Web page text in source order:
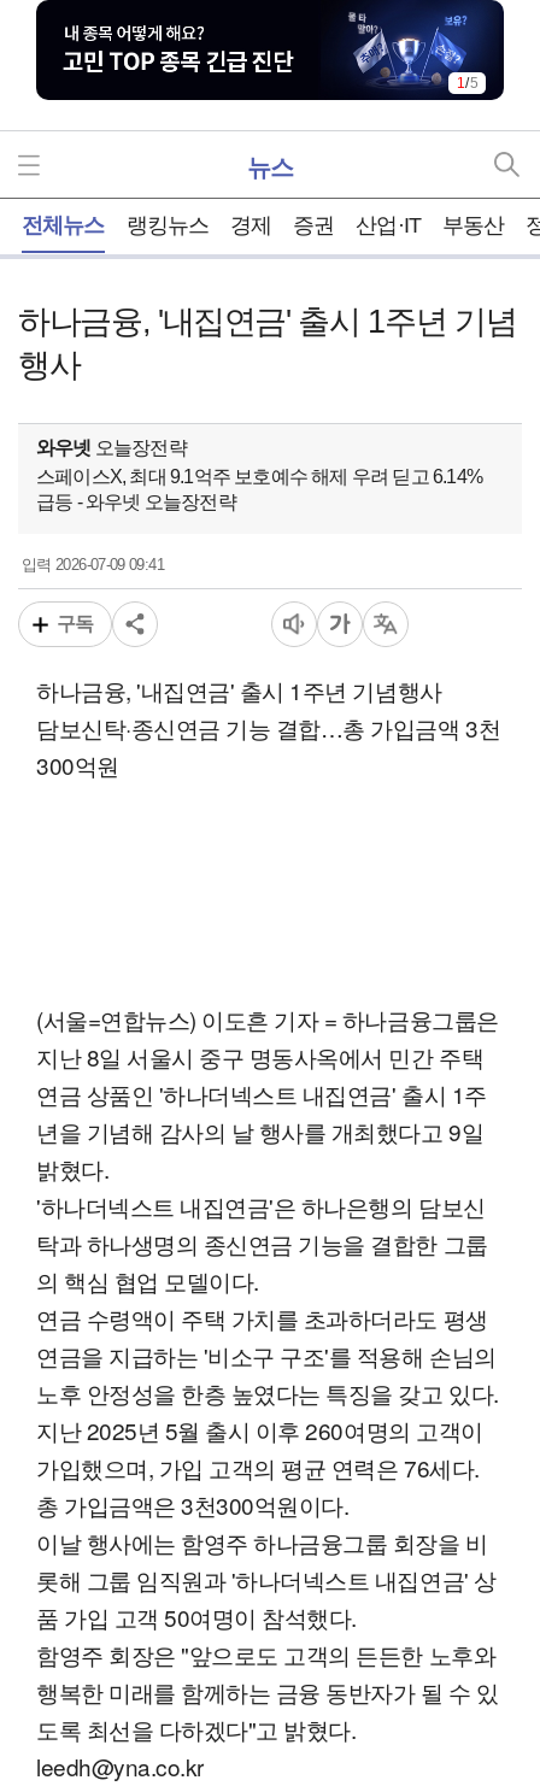
1/5
뉴스
전체뉴스 랭킹뉴스 경제 증권 산업·IT 부동산
하나금융, '내집연금' 출시 1주년 기념
행사
와우넷 오늘장전략
스페이스X, 최대 9.1억주 보호예수 해제 우려 딛고 6.14%
급등 - 와우넷 오늘장전략
입력2026-07-09 09:41
구독
하나금융, '내집연금' 출시 1주년 기념행사
담보신탁·종신연금 기능 결합…총 가입금액 3천
300억원
(서울=연합뉴스) 이도흔 기자 = 하나금융그룹은
지난 8일 서울시 중구 명동사옥에서 민간 주택
연금 상품인 '하나더넥스트 내집연금' 출시 1주
년을 기념해 감사의 날 행사를 개최했다고 9일
밝혔다.
'하나더넥스트 내집연금'은 하나은행의 담보신
탁과 하나생명의 종신연금 기능을 결합한 그룹
의 핵심 협업 모델이다.
연금 수령액이 주택 가치를 초과하더라도 평생
연금을 지급하는 '비소구 구조'를 적용해 손님의
노후 안정성을 한층 높였다는 특징을 갖고 있다.
지난 2025년 5월 출시 이후 260여명의 고객이
가입했으며, 가입 고객의 평균 연력은 76세다.
총 가입금액은 3천300억원이다.
이날 행사에는 함영주 하나금융그룹 회장을 비
롯해 그룹 임직원과 '하나더넥스트 내집연금' 상
품 가입 고객 50여명이 참석했다.
함영주 회장은 "앞으로도 고객의 든든한 노후와
행복한 미래를 함께하는 금융 동반자가 될 수 있
도록 최선을 다하겠다"고 밝혔다.
leedh@yna.co.kr